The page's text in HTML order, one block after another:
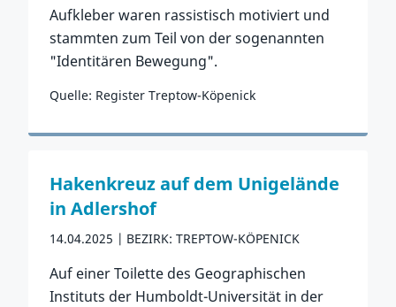
Aufkleber waren rassistisch motiviert und
stammten zum Teil von der sogenannten
"Identitären Bewegung".
Quelle: Register Treptow-Köpenick
Zum Vorfall
Hakenkreuz auf dem Unigelände
in Adlershof
14.04.2025 BEZIRK: TREPTOW-KÖPENICK
Auf einer Toilette des Geographischen
Instituts der Humboldt-Universität in der